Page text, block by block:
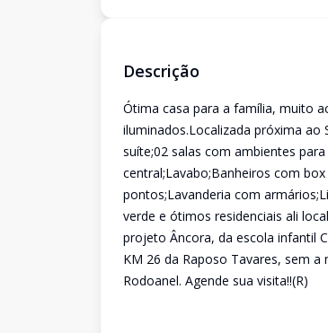
Descrição
Ótima casa para a família, muito
iluminados.Localizada próxima
suíte;02 salas com ambientes
central;Lavabo;Banheiros com
pontos;Lavanderia com
verde e ótimos residenciais ali
projeto Âncora, da escola infantil
KM 26 da Raposo Tavares, sem a
Rodoanel. Agende sua visita!!(R)